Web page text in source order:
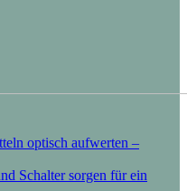
optisch aufwerten –
Schalter sorgen für ein